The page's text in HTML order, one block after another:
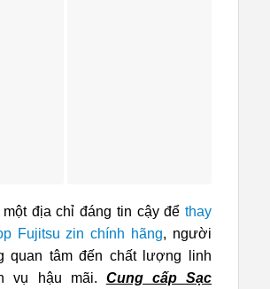
một địa chỉ đáng tin cậy để thay
Fujitsu zin chính hãng, người
quan tâm đến chất lượng linh
vụ hậu mãi. Cung cấp Sạc